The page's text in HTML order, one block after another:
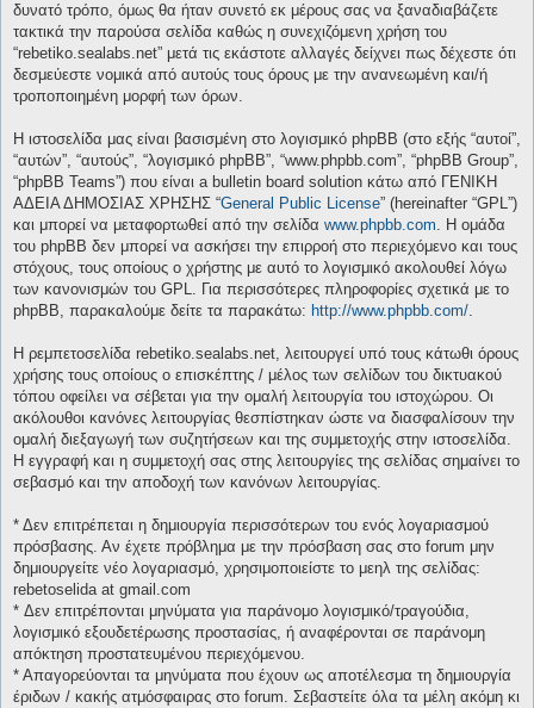
δυνατό τρόπο, όμως θα ήταν συνετό εκ μέρους σας να ξαναδιαβάζετε
τακτικά την παρούσα σελίδα καθώς η συνεχιζόμενη χρήση του
“rebetiko.sealabs.net” μετά τις εκάστοτε αλλαγές δείχνει πως δέχεστε ότι
δεσμεύεστε νομικά από αυτούς τους όρους με την ανανεωμένη και/ή
τροποποιημένη μορφή των όρων.
Η ιστοσελίδα μας είναι βασισμένη στο λογισμικό phpBB (στο εξής “αυτοί”,
“αυτών”, “αυτούς”, “λογισμικό phpBB”, “www.phpbb.com”, “phpBB Group”,
“phpBB Teams”) που είναι a bulletin board solution κάτω από ΓΕΝΙΚΗ
ΑΔΕΙΑ ΔΗΜΟΣΙΑΣ ΧΡΗΣΗΣ “General Public License” (hereinafter “GPL”)
και μπορεί να μεταφορτωθεί από την σελίδα www.phpbb.com. Η ομάδα
του phpBB δεν μπορεί να ασκήσει την επιρροή στο περιεχόμενο και τους
στόχους, τους οποίους ο χρήστης με αυτό το λογισμικό ακολουθεί λόγω
των κανονισμών του GPL. Για περισσότερες πληροφορίες σχετικά με το
phpBB, παρακαλούμε δείτε τα παρακάτω: http://www.phpbb.com/.
Η ρεμπετοσελίδα rebetiko.sealabs.net, λειτουργεί υπό τους κάτωθι όρους
χρήσης τους οποίους ο επισκέπτης / μέλος των σελίδων του δικτυακού
τόπου οφείλει να σέβεται για την ομαλή λειτουργία του ιστοχώρου. Οι
ακόλουθοι κανόνες λειτουργίας θεσπίστηκαν ώστε να διασφαλίσουν την
ομαλή διεξαγωγή των συζητήσεων και της συμμετοχής στην ιστοσελίδα.
Η εγγραφή και η συμμετοχή σας στης λειτουργίες της σελίδας σημαίνει το
σεβασμό και την αποδοχή των κανόνων λειτουργίας.
* Δεν επιτρέπεται η δημιουργία περισσότερων του ενός λογαριασμού
πρόσβασης. Αν έχετε πρόβλημα με την πρόσβαση σας στο forum μην
δημιουργείτε νέο λογαριασμό, χρησιμοποιείστε το μεηλ της σελίδας:
rebetoselida at gmail.com
* Δεν επιτρέπονται μηνύματα για παράνομο λογισμικό/τραγούδια,
λογισμικό εξουδετέρωσης προστασίας, ή αναφέρονται σε παράνομη
απόκτηση προστατευμένου περιεχόμενου.
* Απαγορεύονται τα μηνύματα που έχουν ως αποτέλεσμα τη δημιουργία
έριδων / κακής ατμόσφαιρας στο forum. Σεβαστείτε όλα τα μέλη ακόμη κι